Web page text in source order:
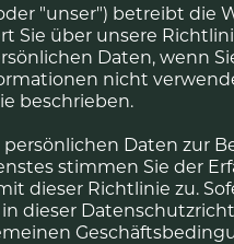
"unser") betreibt die
Sie über unsere
Daten, wenn
nicht
beschrieben.
Daten zur
stimmen Sie der
dieser Richtlinie zu.
dieser